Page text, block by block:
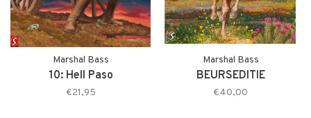
Marshal Bass
10: Hell Paso
€21,95
Marshal Bass
BEURSEDITIE
€40,00